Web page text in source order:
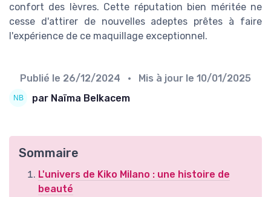
confort des lèvres. Cette réputation bien méritée ne
cesse d'attirer de nouvelles adeptes prêtes à faire
l'expérience de ce maquillage exceptionnel.
Publié le 26/12/2024 • Mis à jour le 10/01/2025
par Naïma Belkacem
Sommaire
L'univers de Kiko Milano : une histoire de
beauté